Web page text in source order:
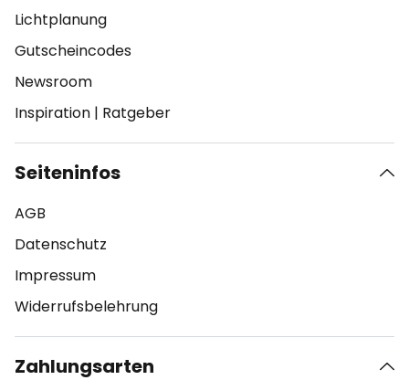
Lichtplanung
Gutscheincodes
Newsroom
Inspiration | Ratgeber
Seiteninfos
AGB
Datenschutz
Impressum
Widerrufsbelehrung
Zahlungsarten